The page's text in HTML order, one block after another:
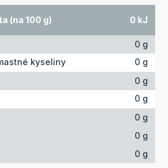
(na 100 g) 0 kJ
0 g
kyseliny
0 g
0 g
0 g
0 g
0 g
0 g